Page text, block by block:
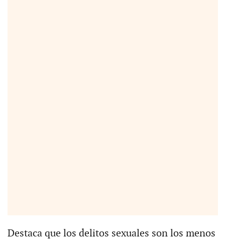
Destaca que los delitos sexuales son los menos